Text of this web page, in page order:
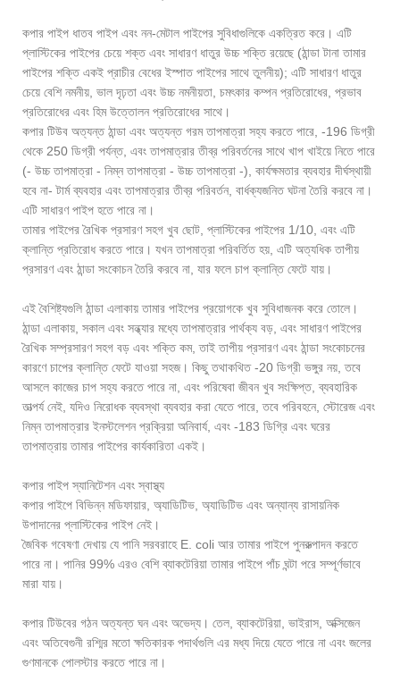
কপার পাইপ ধাতব পাইপ এবং নন-মেটাল পাইপের সুবিধাগুলিকে একত্রিত করে। এটি
প্লাস্টিকের পাইপের চেয়ে শক্ত এবং সাধারণ ধাতুর উচ্চ শক্তি রয়েছে (ঠান্ডা টানা তামার
পাইপের শক্তি একই প্রাচীর বেধের ইস্পাত পাইপের সাথে তুলনীয়); এটি সাধারণ ধাতুর
চেয়ে বেশি নমনীয়, ভাল দৃঢ়তা এবং উচ্চ নমনীয়তা, চমৎকার কম্পন প্রতিরোধের, প্রভাব
প্রতিরোধের এবং হিম উত্তোলন প্রতিরোধের সাথে।
কপার টিউব অত্যন্ত ঠান্ডা এবং অত্যন্ত গরম তাপমাত্রা সহ্য করতে পারে, -196 ডিগ্রী
থেকে 250 ডিগ্রী পর্যন্ত, এবং তাপমাত্রার তীব্র পরিবর্তনের সাথে খাপ খাইয়ে নিতে পারে
(- উচ্চ তাপমাত্রা - নিম্ন তাপমাত্রা - উচ্চ তাপমাত্রা -), কার্যক্ষমতার ব্যবহার দীর্ঘস্থায়ী
হবে না- টার্ম ব্যবহার এবং তাপমাত্রার তীব্র পরিবর্তন, বার্ধক্যজনিত ঘটনা তৈরি করবে না।
এটি সাধারণ পাইপ হতে পারে না।
তামার পাইপের রৈখিক প্রসারণ সহগ খুব ছোট, প্লাস্টিকের পাইপের 1/10, এবং এটি
ক্লান্তি প্রতিরোধ করতে পারে। যখন তাপমাত্রা পরিবর্তিত হয়, এটি অত্যধিক তাপীয়
প্রসারণ এবং ঠান্ডা সংকোচন তৈরি করবে না, যার ফলে চাপ ক্লান্তি ফেটে যায়।
এই বৈশিষ্ট্যগুলি ঠান্ডা এলাকায় তামার পাইপের প্রয়োগকে খুব সুবিধাজনক করে তোলে।
ঠান্ডা এলাকায়, সকাল এবং সন্ধ্যার মধ্যে তাপমাত্রার পার্থক্য বড়, এবং সাধারণ পাইপের
রৈখিক সম্প্রসারণ সহগ বড় এবং শক্তি কম, তাই তাপীয় প্রসারণ এবং ঠান্ডা সংকোচনের
কারণে চাপের ক্লান্তি ফেটে যাওয়া সহজ। কিছু তথাকথিত -20 ডিগ্রী ভঙ্গুর নয়, তবে
আসলে কাজের চাপ সহ্য করতে পারে না, এবং পরিষেবা জীবন খুব সংক্ষিপ্ত, ব্যবহারিক
তাত্পর্য নেই, যদিও নিরোধক ব্যবস্থা ব্যবহার করা যেতে পারে, তবে পরিবহনে, স্টোরেজ এবং
নিম্ন তাপমাত্রার ইনস্টলেশন প্রক্রিয়া অনিবার্য, এবং -183 ডিগ্রি এবং ঘরের
তাপমাত্রায় তামার পাইপের কার্যকারিতা একই।
কপার পাইপ স্যানিটেশন এবং স্বাস্থ্য
কপার পাইপে বিভিন্ন মডিফায়ার, অ্যাডিটিভ, অ্যাডিটিভ এবং অন্যান্য রাসায়নিক
উপাদানের প্লাস্টিকের পাইপ নেই।
জৈবিক গবেষণা দেখায় যে পানি সরবরাহে E. coli আর তামার পাইপে পুনরুত্পাদন করতে
পারে না। পানির 99% এরও বেশি ব্যাকটেরিয়া তামার পাইপে পাঁচ ঘন্টা পরে সম্পূর্ণভাবে
মারা যায়।
কপার টিউবের গঠন অত্যন্ত ঘন এবং অভেদ্য। তেল, ব্যাকটেরিয়া, ভাইরাস, অক্সিজেন
এবং অতিবেগুনী রশ্মির মতো ক্ষতিকারক পদার্থগুলি এর মধ্য দিয়ে যেতে পারে না এবং জলের
গুণমানকে পোলস্টার করতে পারে না।